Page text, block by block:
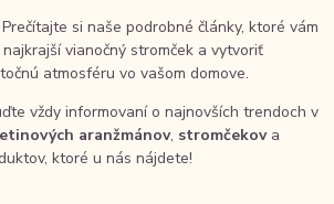
Prečítajte si naše podrobné články, ktoré vám
vianočný stromček a vytvoriť
atmosféru vo vašom domove.
vždy informovaní o najnovších trendoch v
aranžmánov, stromčekova
ktoré u nás nájdete!